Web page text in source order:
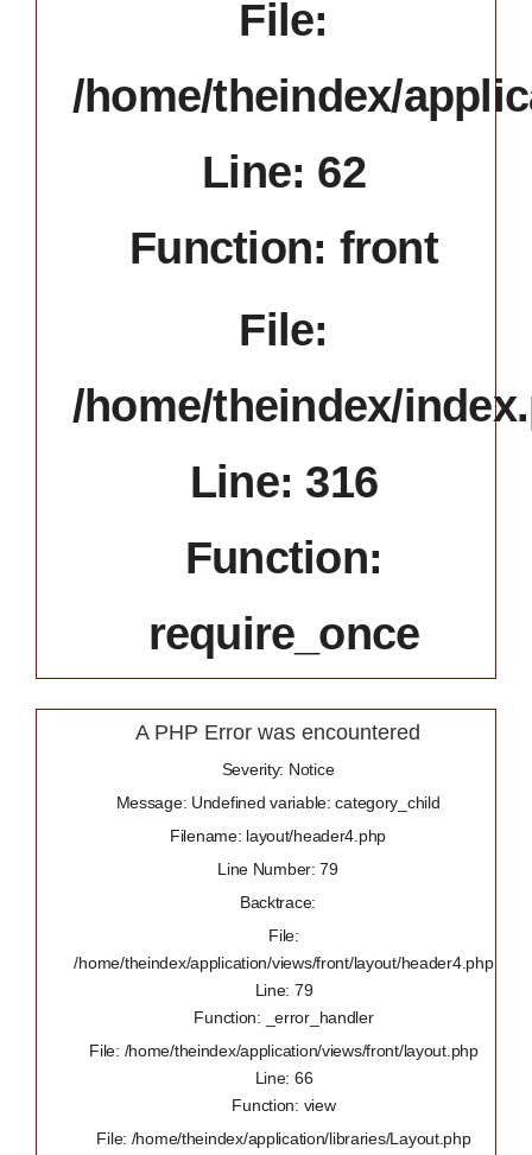
File:
/home/theindex/
Line: 62
Function: front
File:
/home/theindex/
Line: 316
Function:
require_once
A PHP Error was encountered
Severity: Notice
Message: Undefined variable: category_child
Filename: layout/header4.php
Line Number: 79
Backtrace:
File:
/home/theindex/application/views/front/layout/header4.php
Line: 79
Function: _error_handler
File: /home/theindex/application/views/front/layout.php
Line: 66
Function: view
File: /home/theindex/application/libraries/Layout.php